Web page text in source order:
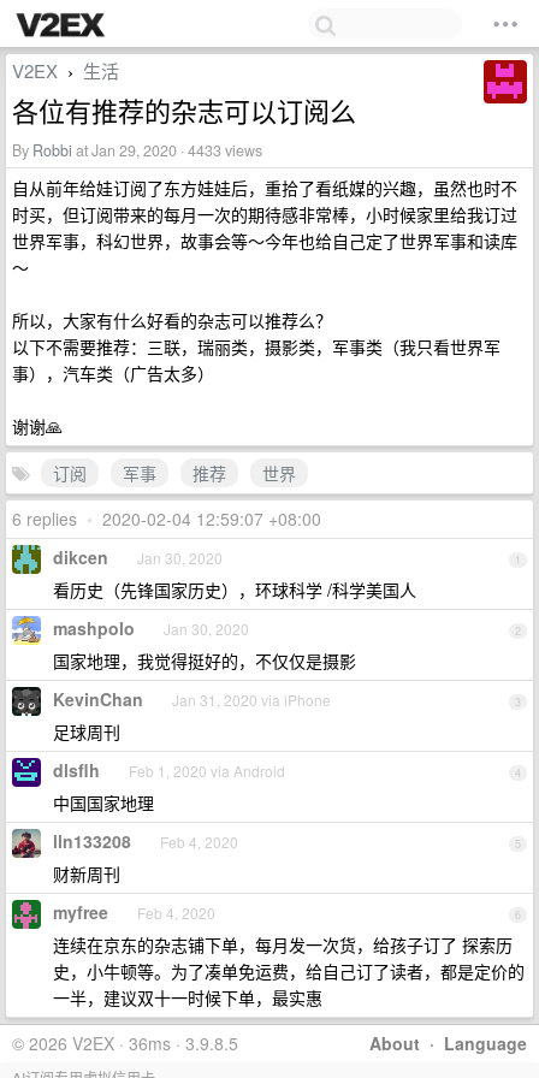
V2EX › 生活
各位有推荐的杂志可以订阅么
By Robbi at Jan 29, 2020 · 4433 views
自从前年给娃订阅了东方娃娃后，重拾了看纸媒的兴趣，虽然也时不
时买，但订阅带来的每月一次的期待感非常棒，小时候家里给我订过
世界军事，科幻世界，故事会等～今年也给自己定了世界军事和读库
～
所以，大家有什么好看的杂志可以推荐么？
以下不需要推荐：三联，瑞丽类，摄影类，军事类（我只看世界军
事），汽车类（广告太多）
谢谢🙏
订阅
军事 推荐
世界
6 replies • 2020-02-04 12:59:07 +08:00
1
dikcen Jan 30, 2020
看历史（先锋国家历史），环球科学 /科学美国人
2
mashpolo Jan 30, 2020
国家地理，我觉得挺好的，不仅仅是摄影
3
KevinChan Jan 31, 2020 via iPhone
足球周刊
4
dlsflh Feb 1, 2020 via Android
中国国家地理
5
lln133208 Feb 4, 2020
财新周刊
6
myfree Feb 4, 2020
连续在京东的杂志铺下单，每月发一次货，给孩子订了 探索历
史，小牛顿等。为了凑单免运费，给自己订了读者，都是定价的
一半，建议双十一时候下单，最实惠
About · Language
© 2026 V2EX · 36ms · 3.9.8.5